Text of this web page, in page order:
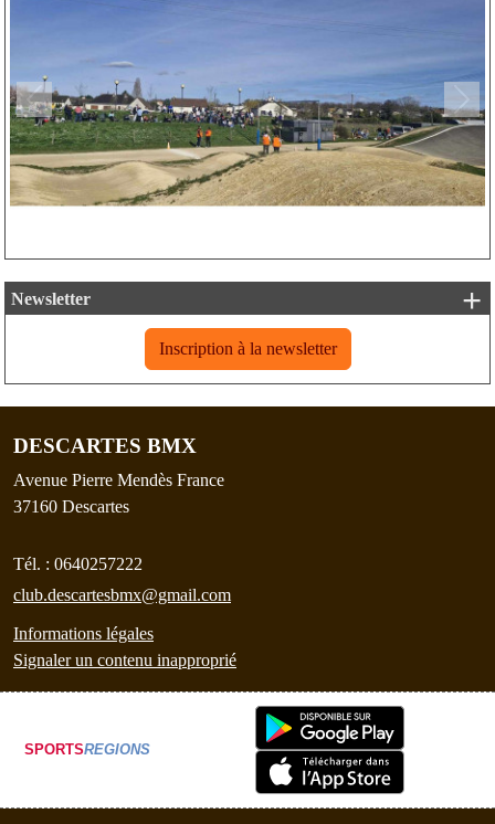
Précedent
Newsletter
Inscription à la newsletter
+
DESCARTES BMX
Avenue Pierre Mendès France
37160 Descartes
Tél. : 0640257222
club.descartesbmx@gmail.com
Informations légales
Signaler un contenu inapproprié
SPORTSREGIONS